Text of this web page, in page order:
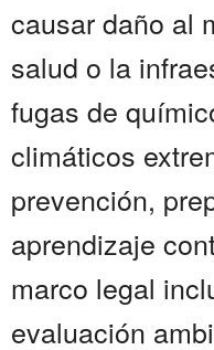
causar daño al
salud o la
fugas de
climáticos
prevención,
aprendizaje
marco legal
evaluación